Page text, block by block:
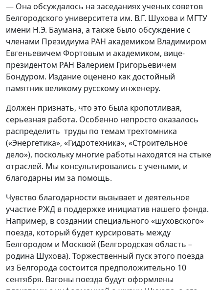
— Она обсуждалось на заседаниях ученых советов
Белгородского университета им. В.Г. Шухова и МГТУ
имени Н.Э. Баумана, а также было обсуждение с
членами Президиума РАН академиком Владимиром
Евгеньевичем Фортовым и академиком, вице-
президентом РАН Валерием Григорьевичем
Бондуром. Издание оценено как достойный
памятник великому русскому инженеру.
Должен признать, что это была кропотливая,
серьезная работа. Особенно непросто оказалось
распределить труды по темам трехтомника
(«Энергетика», «Гидротехника», «Строительное
дело»), поскольку многие работы находятся на стыке
отраслей. Мы консультировались с учеными, и
благодарны им за помощь.
Чувство благодарности вызывает и деятельное
участие РЖД в поддержке инициатив нашего фонда.
Например, в создании специального «шуховского»
поезда, который будет курсировать между
Белгородом и Москвой (Белгородская область –
родина Шухова). Торжественный пуск этого поезда
из Белгорода состоится предположительно 10
сентября. Вагоны поезда будут оформлены